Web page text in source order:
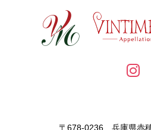
〒678-0236 兵庫県赤